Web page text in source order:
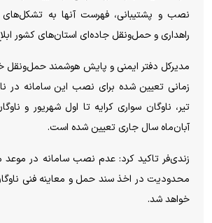
نصب و پشتیبانی، فهرست آنها به
راهداری و حمل‌ونقل جاده‌ای استان‌های کشور
مدیرکل دفتر ایمنی و پایش هوشمند حمل‌ونقل
تیر، ناوگان سواری کرایه تا اول شهریور و
آبان‌ماه سال جاری تعیین شده است.
زندی‌فر تاکید کرد: عدم نصب سامانه در موعد
محدودیت در اخذ سند حمل و معاینه فنی
خواهد شد.